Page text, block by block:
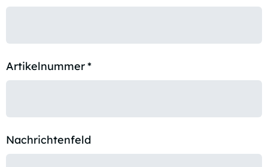
Artikelnummer*
Nachrichtenfeld